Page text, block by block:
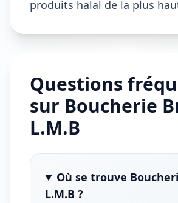
produits halal de la plus
Questions
sur Boucherie
L.M.B
Où se trouve
L.M.B ?